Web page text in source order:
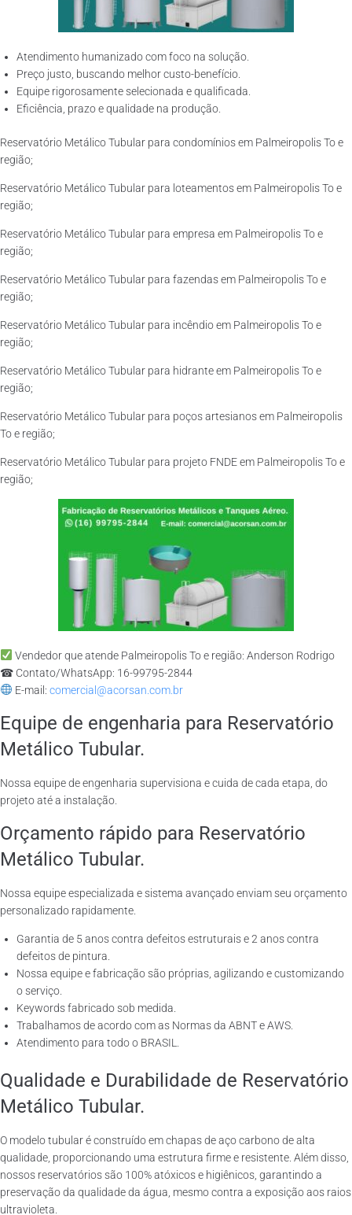
Atendimento humanizado com foco na solução.
Preço justo, buscando melhor custo-benefício.
Equipe rigorosamente selecionada e qualificada.
Eficiência, prazo e qualidade na produção.
Reservatório Metálico Tubular para condomínios em Palmeiropolis To e
região;
Reservatório Metálico Tubular para loteamentos em Palmeiropolis To e
região;
Reservatório Metálico Tubular para empresa em Palmeiropolis To e
região;
Reservatório Metálico Tubular para fazendas em Palmeiropolis To e
região;
Reservatório Metálico Tubular para incêndio em Palmeiropolis To e
região;
Reservatório Metálico Tubular para hidrante em Palmeiropolis To e
região;
Reservatório Metálico Tubular para poços artesianos em Palmeiropolis
To e região;
Reservatório Metálico Tubular para projeto FNDE em Palmeiropolis To e
região;
Vendedor que atende Palmeiropolis To e região: Anderson Rodrigo
☎ Contato/WhatsApp: 16-99795-2844
E-mail: comercial@acorsan.com.br
Equipe de engenharia para Reservatório
Metálico Tubular.
Nossa equipe de engenharia supervisiona e cuida de cada etapa, do
projeto até a instalação.
Orçamento rápido para Reservatório
Metálico Tubular.
Nossa equipe especializada e sistema avançado enviam seu orçamento
personalizado rapidamente.
Garantia de 5 anos contra defeitos estruturais e 2 anos contra
defeitos de pintura.
Nossa equipe e fabricação são próprias, agilizando e customizando
o serviço.
Keywords fabricado sob medida.
Trabalhamos de acordo com as Normas da ABNT e AWS.
Atendimento para todo o BRASIL.
Qualidade e Durabilidade de Reservatório
Metálico Tubular.
O modelo tubular é construído em chapas de aço carbono de alta
qualidade, proporcionando uma estrutura firme e resistente. Além disso,
nossos reservatórios são 100% atóxicos e higiênicos, garantindo a
preservação da qualidade da água, mesmo contra a exposição aos raios
ultravioleta.